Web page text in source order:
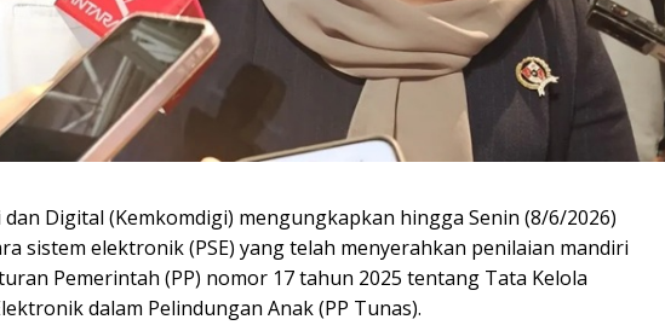
dan Digital (Kemkomdigi) mengungkapkan hingga Senin (8/6/2026)
sistem elektronik (PSE) yang telah menyerahkan penilaian mandiri
Pemerintah (PP) nomor 17 tahun 2025 tentang Tata Kelola
dalam Pelindungan Anak (PP Tunas).